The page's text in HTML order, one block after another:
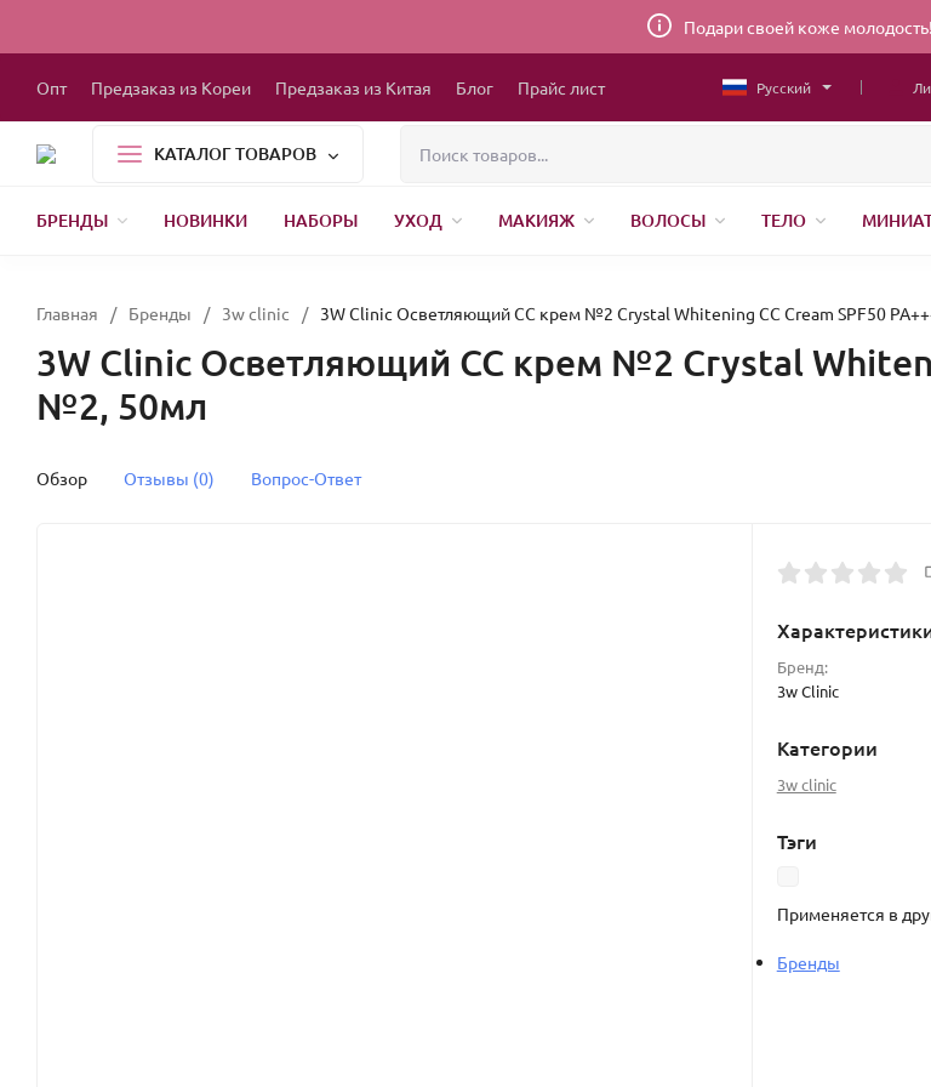
Подари своей коже молодость!
Опт Предзаказ из Кореи Предзаказ из Китая Блог Прайс лист Русский
КАТАЛОГ ТОВАРОВ
БРЕНДЫ НОВИНКИ НАБОРЫ УХОД МАКИЯЖ ВОЛОСЫ ТЕЛО
Главная / Бренды / 3w clinic / 3W Clinic Осветляющий СС крем №2 Crystal Whitening CC Cream SPF50
3W Clinic Осветляющий СС крем №2 Crystal
№2, 50мл
Обзор Отзывы (0) Вопрос-Ответ
Бренд:
3w Clinic
Категории
3w clinic
Тэги
Применяется в
Бренды